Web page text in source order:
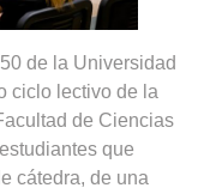
de la Universidad
ciclo lectivo de la
de Ciencias
que
cátedra, de una